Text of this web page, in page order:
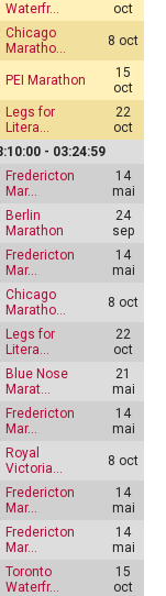
Waterfr…
oct
Chicago
Maratho…
8 oct
PEI Marathon
15
oct
Legs for
Litera…
22
oct
- 03:24:59
Fredericton
Mar…
14
mai
Berlin
Marathon
24
sep
Fredericton
Mar…
14
mai
Chicago
Maratho…
8 oct
Legs for
Litera…
22
oct
Blue Nose
Marat…
21
mai
Fredericton
Mar…
14
mai
Royal
Victoria…
8 oct
Fredericton
Mar…
14
mai
Fredericton
Mar…
14
mai
Toronto
Waterfr…
15
oct